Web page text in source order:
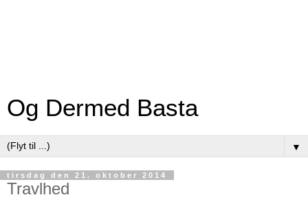
Og Dermed Basta
▼
tirsdag den 21. oktober 2014
Travlhed